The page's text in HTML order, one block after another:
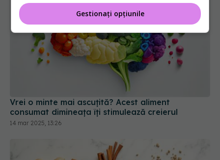
Vrei o minte mai ascuțită? Acest aliment
consumat dimineața îți stimulează creierul
14 mar 2025, 13:26
Gestionați opțiunile